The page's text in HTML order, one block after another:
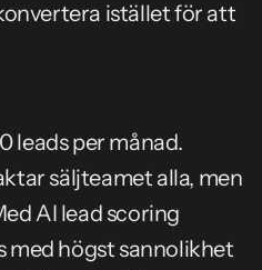
istället för att
leads per månad.
säljteamet alla, men
AI lead scoring
med högst sannolikhet